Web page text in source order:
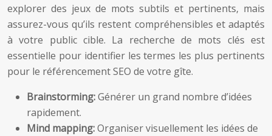
explorer des jeux de mots subtils et pertinents, mais
assurez-vous qu’ils restent compréhensibles et adaptés
à votre public cible. La recherche de mots clés est
essentielle pour identifier les termes les plus pertinents
pour le référencement SEO de votre gîte.
Brainstorming:Générer un grand nombre d’idées
rapidement.
Mind mapping:Organiser visuellement les idées de